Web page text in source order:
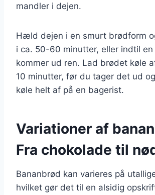
mandler i dejen.
Hæld dejen i en smurt brødform
i ca. 50-60 minutter, eller indtil
kommer ud ren. Lad brødet køle
10 minutter, før du tager det ud
køle helt af på en bagerist.
Variationer af
Fra chokolade til
Bananbrød kan varieres på
hvilket gør det til en alsidig